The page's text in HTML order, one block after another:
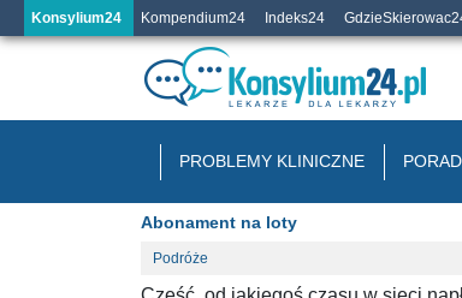
Konsylium24 Kompendium24 Indeks24
PROBLEMY KLINICZNE
Abonament na loty
Podróże